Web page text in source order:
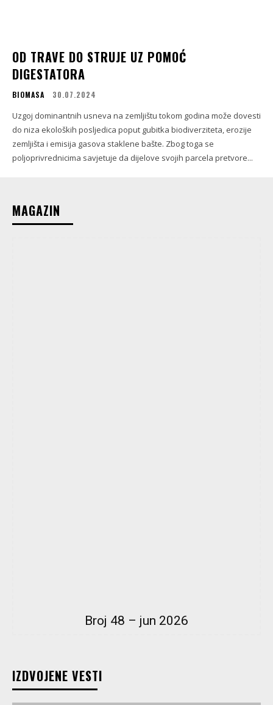
OD TRAVE DO STRUJE UZ POMOĆ
DIGESTATORA
BIOMASA 30.07.2024
Uzgoj dominantnih usneva na zemljištu tokom godina može dovesti
do niza ekoloških posljedica poput gubitka biodiverziteta, erozije
zemljišta i emisija gasova staklene bašte. Zbog toga se
poljoprivrednicima savjetuje da dijelove svojih parcela pretvore...
MAGAZIN
Broj 48 – jun 2026
IZDVOJENE VESTI